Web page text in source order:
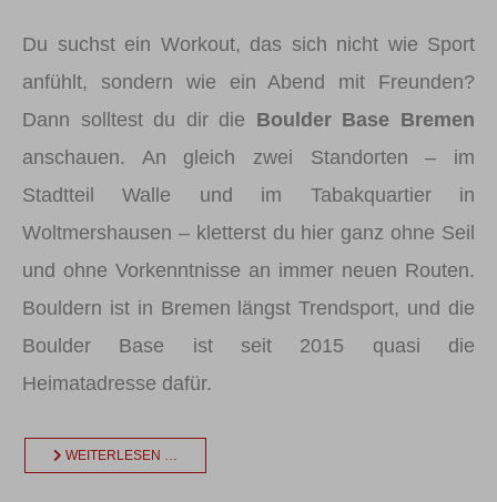
Du suchst ein Workout, das sich nicht wie Sport
anfühlt, sondern wie ein Abend mit Freunden?
Dann solltest du dir die Boulder Base Bremen
anschauen. An gleich zwei Standorten – im
Stadtteil Walle und im Tabakquartier in
Woltmershausen – kletterst du hier ganz ohne Seil
und ohne Vorkenntnisse an immer neuen Routen.
Bouldern ist in Bremen längst Trendsport, und die
Boulder Base ist seit 2015 quasi die
Heimatadresse dafür.
WEITERLESEN …